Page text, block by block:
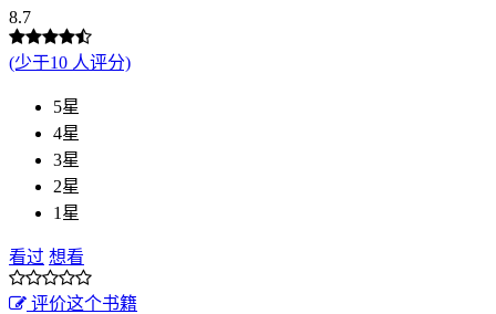
8.7
(少于10 人评分)
5星
4星
3星
2星
1星
看过 想看
评价这个书籍